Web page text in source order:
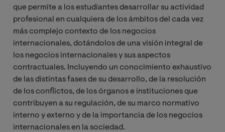
que permite a los estudiantes desarrollar su actividad
profesional en cualquiera de los ámbitos del cada vez
más complejo contexto de los negocios
internacionales, dotándolos de una visión integral de
los negocios internacionales y sus aspectos
contractuales. Incluyendo un conocimiento exhaustivo
de las distintas fases de su desarrollo, de la resolución
de los conflictos, de los órganos e instituciones que
contribuyen a su regulación, de su marco normativo
interno y externo y de la importancia de los negocios
internacionales en la sociedad.